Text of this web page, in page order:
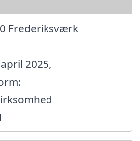
Frederiksværk
2025,